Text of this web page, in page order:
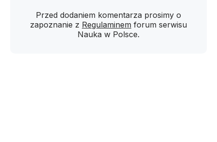
Przed dodaniem komentarza prosimy o
zapoznanie z Regulaminem forum serwisu
Nauka w Polsce.